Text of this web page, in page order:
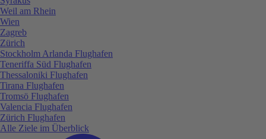
Weil am Rhein
Wien
Zagreb
Zürich
Stockholm Arlanda Flughafen
Teneriffa Süd Flughafen
Thessaloniki Flughafen
Tirana Flughafen
Tromsö Flughafen
Valencia Flughafen
Zürich Flughafen
Alle Ziele im Überblick